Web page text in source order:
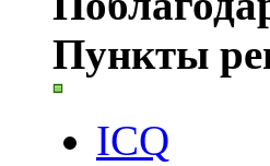
Пункты
ICQ